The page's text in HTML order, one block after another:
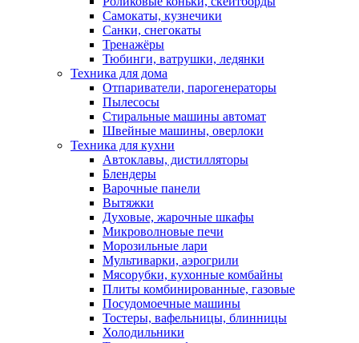
Самокаты, кузнечики
Санки, снегокаты
Тренажёры
Тюбинги, ватрушки, ледянки
Техника для дома
Отпариватели, парогенераторы
Пылесосы
Стиральные машины автомат
Швейные машины, оверлоки
Техника для кухни
Автоклавы, дистилляторы
Блендеры
Варочные панели
Вытяжки
Духовые, жарочные шкафы
Микроволновые печи
Морозильные лари
Мультиварки, аэрогрили
Мясорубки, кухонные комбайны
Плиты комбинированные, газовые
Посудомоечные машины
Тостеры, вафельницы, блинницы
Холодильники